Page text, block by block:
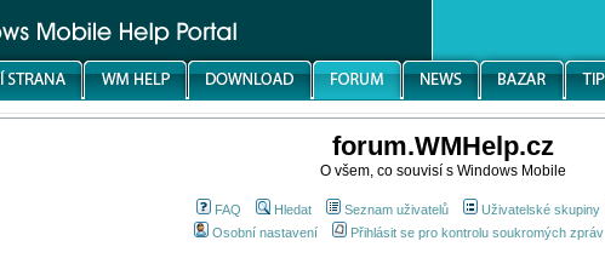
forum.WMHelp.cz
O všem, co souvisí s Windows Mobile
FAQ Hledat Seznam uživatelů Uživatelské skupiny
Osobní nastavení
Přihlásit se pro kontrolu soukromých zpráv